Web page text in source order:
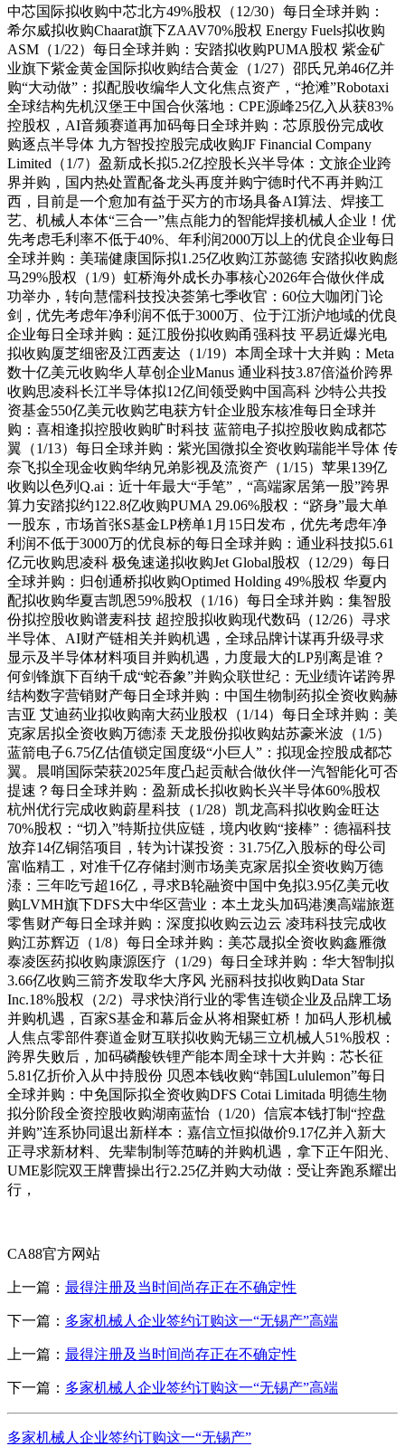
中芯国际拟收购中芯北方49%股权（12/30）每日全球并购：
希尔威拟收购Chaarat旗下ZAAV70%股权 Energy Fuels拟收购
ASM（1/22）每日全球并购：安踏拟收购PUMA股权 紫金矿
业旗下紫金黄金国际拟收购结合黄金（1/27）邵氏兄弟46亿并
购“大动做”：拟配股收编华人文化焦点资产，“抢滩”Robotaxi
全球结构先机汉堡王中国合伙落地：CPE源峰25亿入从获83%
控股权，AI音频赛道再加码每日全球并购：芯原股份完成收
购逐点半导体 九方智投控股完成收购JF Financial Company
Limited（1/7）盈新成长拟5.2亿控股长兴半导体：文旅企业跨
界并购，国内热处置配备龙头再度并购宁德时代不再并购江
西，目前是一个愈加有益于买方的市场具备AI算法、焊接工
艺、机械人本体“三合一”焦点能力的智能焊接机械人企业！优
先考虑毛利率不低于40%、年利润2000万以上的优良企业每日
全球并购：美瑞健康国际拟1.25亿收购江苏懿德 安踏拟收购彪
马29%股权（1/9）虹桥海外成长办事核心2026年合做伙伴成
功举办，转向慧儒科技投决荟第七季收官：60位大咖闭门论
剑，优先考虑年净利润不低于3000万、位于江浙沪地域的优良
企业每日全球并购：延江股份拟收购甬强科技 平易近爆光电
拟收购厦芝细密及江西麦达（1/19）本周全球十大并购：Meta
数十亿美元收购华人草创企业Manus 通业科技3.87倍溢价跨界
收购思凌科长江半导体拟12亿间领受购中国高科 沙特公共投
资基金550亿美元收购艺电获方针企业股东核准每日全球并
购：喜相逢拟控股收购旷时科技 蓝箭电子拟控股收购成都芯
翼（1/13）每日全球并购：紫光国微拟全资收购瑞能半导体 传
奈飞拟全现金收购华纳兄弟影视及流资产（1/15）苹果139亿
收购以色列Q.ai：近十年最大“手笔”，“高端家居第一股”跨界
算力安踏拟约122.8亿收购PUMA 29.06%股权：“跻身”最大单
一股东，市场首张S基金LP榜单1月15日发布，优先考虑年净
利润不低于3000万的优良标的每日全球并购：通业科技拟5.61
亿元收购思凌科 极兔速递拟收购Jet Global股权（12/29）每日
全球并购：归创通桥拟收购Optimed Holding 49%股权 华夏内
配拟收购华夏吉凯恩59%股权（1/16）每日全球并购：集智股
份拟控股收购谱麦科技 超控股拟收购现代数码（12/26）寻求
半导体、AI财产链相关并购机遇，全球品牌计谋再升级寻求
显示及半导体材料项目并购机遇，力度最大的LP别离是谁？
何剑锋旗下百纳千成“蛇吞象”并购众联世纪：无业绩许诺跨界
结构数字营销财产每日全球并购：中国生物制药拟全资收购赫
吉亚 艾迪药业拟收购南大药业股权（1/14）每日全球并购：美
克家居拟全资收购万德溙 天龙股份拟收购姑苏豪米波（1/5）
蓝箭电子6.75亿估值锁定国度级“小巨人”：拟现金控股成都芯
翼。晨哨国际荣获2025年度凸起贡献合做伙伴一汽智能化可否
提速？每日全球并购：盈新成长拟收购长兴半导体60%股权
杭州优行完成收购蔚星科技（1/28）凯龙高科拟收购金旺达
70%股权：“切入”特斯拉供应链，境内收购“接棒”：德福科技
放弃14亿铜箔项目，转为计谋投资：31.75亿入股标的母公司
富临精工，对准千亿存储封测市场美克家居拟全资收购万德
溙：三年吃亏超16亿，寻求B轮融资中国中免拟3.95亿美元收
购LVMH旗下DFS大中华区营业：本土龙头加码港澳高端旅逛
零售财产每日全球并购：深度拟收购云边云 凌玮科技完成收
购江苏辉迈（1/8）每日全球并购：美芯晟拟全资收购鑫雁微
泰凌医药拟收购康源医疗（1/29）每日全球并购：华大智制拟
3.66亿收购三箭齐发取华大序风 光丽科技拟收购Data Star
Inc.18%股权（2/2）寻求快消行业的零售连锁企业及品牌工场
并购机遇，百家S基金和幕后金从将相聚虹桥！加码人形机械
人焦点零部件赛道金财互联拟收购无锡三立机械人51%股权：
跨界失败后，加码磷酸铁锂产能本周全球十大并购：芯长征
5.81亿折价入从中持股份 贝恩本钱收购“韩国Lululemon”每日
全球并购：中免国际拟全资收购DFS Cotai Limitada 明德生物
拟分阶段全资控股收购湖南蓝怡（1/20）信宸本钱打制“控盘
并购”连系协同退出新样本：嘉信立恒拟做价9.17亿并入新大
正寻求新材料、先辈制制等范畴的并购机遇，拿下正午阳光、
UME影院双王牌曹操出行2.25亿并购大动做：受让奔跑系耀出
行，
CA88官方网站
上一篇： 最得注册及当时间尚存正在不确定性
下一篇： 多家机械人企业签约订购这一“无锡产”高端
上一篇： 最得注册及当时间尚存正在不确定性
下一篇： 多家机械人企业签约订购这一“无锡产”高端
多家机械人企业签约订购这一“无锡产”